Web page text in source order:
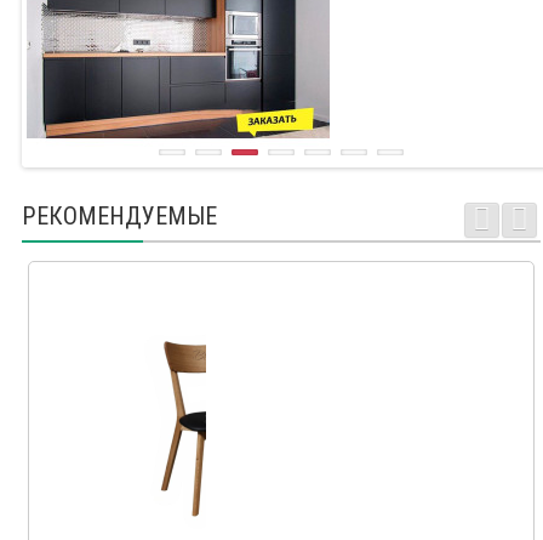
РЕКОМЕНДУЕМЫЕ